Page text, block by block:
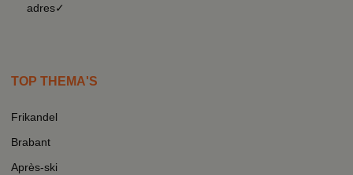
adres✓
TOP THEMA'S
Frikandel
Brabant
Après-ski